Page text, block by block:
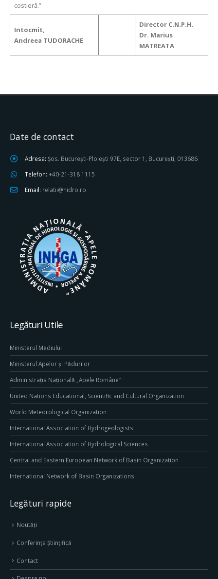
costieră.”
Intocmit,
Andreea TUDORACHE
Director C.N.P.H.
Dr. Marius
MATREATA
Date de contact
Adresa: Șos. București-Ploiești 97E, sector 1, București, 013686
Telefon: +40-21-318 1115
Email: relatii@hidro.ro
Legături Utile
Ministerul Mediului
Ministerul Apelor și Pădurilor
Administrația Națională „Apele Române”
United Nations Educational, Scientific and Cultural Organization
World Meteorological Organization
International Association of Hydrogeologists
International Association of Hydrological Sciences
Central and Eastern European Network of Basin Organization
International Network of Basin Organizations
Legături rapide
Noutăți
Conferința Științifică
Contact